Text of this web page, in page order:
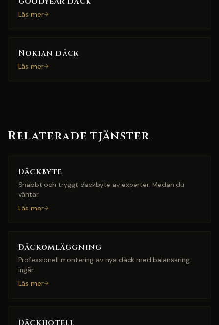
Läs mer
Nokian däck
Läs mer
Relaterade tjänster
Däckbyte
Snabbt och tryggt däckbyte av experter. Medan du
väntar.
Läs mer
Däckomläggning
Professionell montering av nya däck med balansering
ingår.
Läs mer
Däckhotell